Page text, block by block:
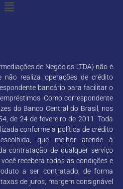
de Negócios LTDA) não é
não realiza operações de crédito
bancário para facilitar o
Como correspondente
do Banco Central do Brasil, nos
de 24 de fevereiro de 2011. Toda
conforme a política de crédito
que melhor atende à
contratação de qualquer serviço
receberá todas as condições e
a ser contratado, de forma
de juros, margem consignável